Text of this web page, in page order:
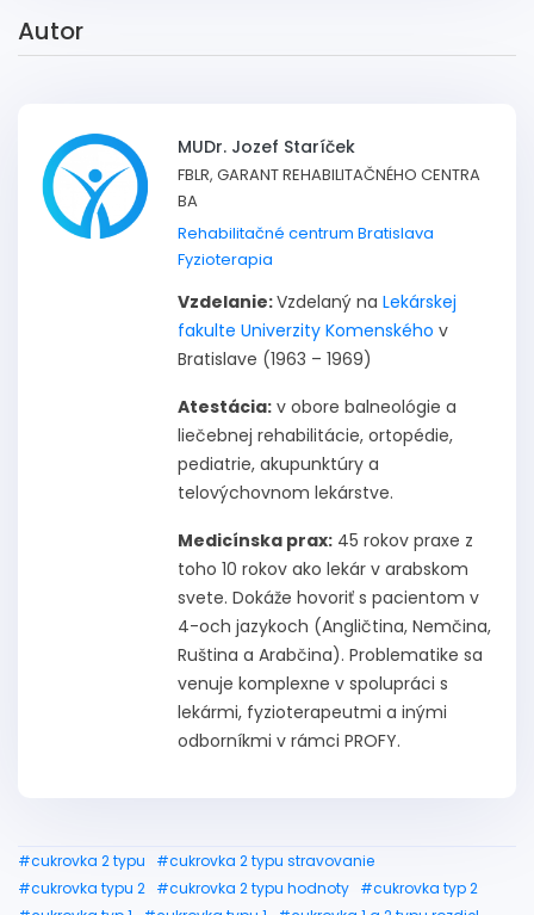
Autor
MUDr. Jozef Staríček
FBLR, GARANT REHABILITAČNÉHO CENTRA
BA
Rehabilitačné centrum Bratislava
Fyzioterapia
Vzdelanie:Vzdelaný na Lekárskej
fakulte Univerzity Komenského v
Bratislave (1963 – 1969)
Atestácia: v obore balneológie a
liečebnej rehabilitácie, ortopédie,
pediatrie, akupunktúry a
telovýchovnom lekárstve.
Medicínska prax: 45 rokov praxe z
toho 10 rokov ako lekár v arabskom
svete. Dokáže hovoriť s pacientom v
4-och jazykoch (Angličtina, Nemčina,
Ruština a Arabčina). Problematike sa
venuje komplexne v spolupráci s
lekármi, fyzioterapeutmi a inými
odborníkmi v rámci PROFY.
#cukrovka 2 typu
#cukrovka 2 typu stravovanie
#cukrovka typu 2 #cukrovka 2 typu hodnoty #cukrovka typ 2